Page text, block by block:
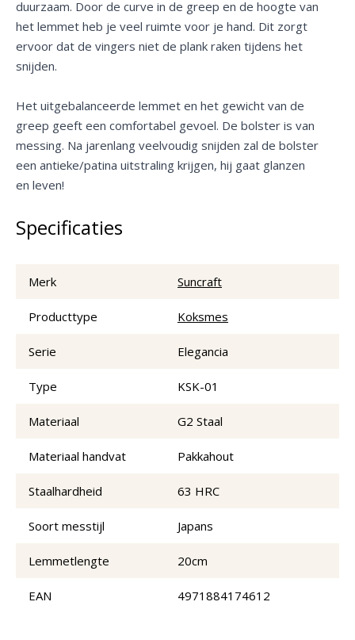
duurzaam. Door de curve in de greep en de hoogte van
het lemmet heb je veel ruimte voor je hand. Dit zorgt
ervoor dat de vingers niet de plank raken tijdens het
snijden.
Het uitgebalanceerde lemmet en het gewicht van de
greep geeft een comfortabel gevoel. De bolster is van
messing. Na jarenlang veelvoudig snijden zal de bolster
een antieke/patina uitstraling krijgen, hij gaat glanzen
en leven!
Specificaties
Merk Suncraft
Producttype Koksmes
Serie Elegancia
Type KSK-01
Materiaal G2 Staal
Materiaal handvat Pakkahout
Staalhardheid 63 HRC
Soort messtijl Japans
Lemmetlengte 20cm
EAN 4971884174612